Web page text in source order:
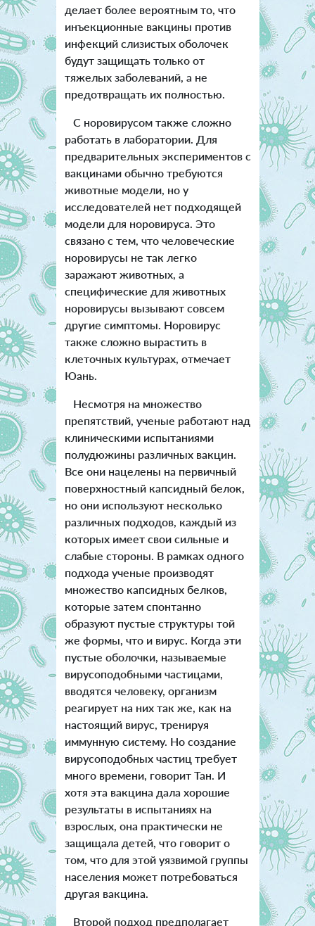
делает более вероятным то, что
инъекционные вакцины против
инфекций слизистых оболочек
будут защищать только от
тяжелых заболеваний, а не
предотвращать их полностью.
С норовирусом также сложно
работать в лаборатории. Для
предварительных экспериментов с
вакцинами обычно требуются
животные модели, но у
исследователей нет подходящей
модели для норовируса. Это
связано с тем, что человеческие
норовирусы не так легко
заражают животных, а
специфические для животных
норовирусы вызывают совсем
другие симптомы. Норовирус
также сложно вырастить в
клеточных культурах, отмечает
Юань.
Несмотря на множество
препятствий, ученые работают над
клиническими испытаниями
полудюжины различных вакцин.
Все они нацелены на первичный
поверхностный капсидный белок,
но они используют несколько
различных подходов, каждый из
которых имеет свои сильные и
слабые стороны. В рамках одного
подхода ученые производят
множество капсидных белков,
которые затем спонтанно
образуют пустые структуры той
же формы, что и вирус. Когда эти
пустые оболочки, называемые
вирусоподобными частицами,
вводятся человеку, организм
реагирует на них так же, как на
настоящий вирус, тренируя
иммунную систему. Но создание
вирусоподобных частиц требует
много времени, говорит Тан. И
хотя эта вакцина дала хорошие
результаты в испытаниях на
взрослых, она практически не
защищала детей, что говорит о
том, что для этой уязвимой группы
населения может потребоваться
другая вакцина.
Второй подход предполагает